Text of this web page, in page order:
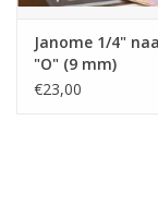
Workshop
Sale / Coupons
Janome 1/4"
"O" (9 mm)
€23,00